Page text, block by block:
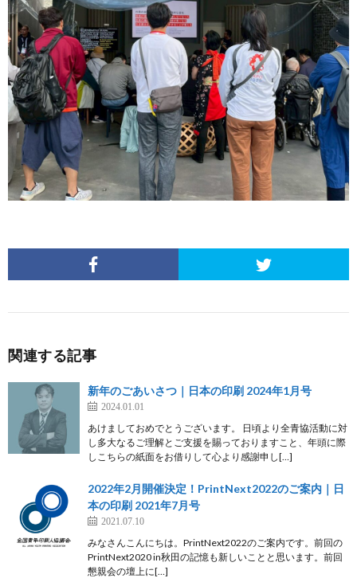
関連する記事
新年のごあいさつ｜日本の印刷 2024年1月号
2024.01.01
あけましておめでとうございます。 日頃より全青協活動に対
し多大なるご理解とご支援を賜っておりますこと、年頭に際
しこちらの紙面をお借りして心より感謝申し[…]
2022年2月開催決定！PrintNext2022のご案内｜日
本の印刷 2021年7月号
2021.07.10
みなさんこんにちは。PrintNext2022のご案内です。前回の
PrintNext2020 in秋田の記憶も新しいことと思います。前回
懇親会の壇上に[…]